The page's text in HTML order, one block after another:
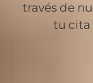
través de
tu cita